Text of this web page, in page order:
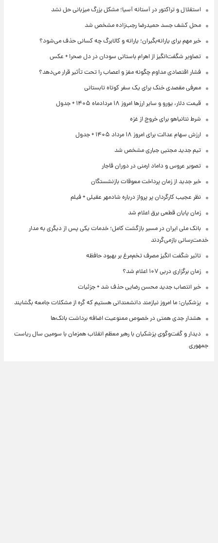
استقلال و تراکتور در آستانه آسیا؛ مشکل بزرگ میزبانی حل نشد
محل کشف جسد حمیدرضا رجب‌زاده مشخص شد
خبر مهم برای یارانه‌بگیران؛ یارانه و کالابرگ چه کسانی حذف می‌شود؟
تصاویر شگفت‌انگیز از اهرام باستانی سودان در دل صحرا + عکس
فشار اقتصادی مداوم چگونه مغز و اعصاب را تحت تأثیر قرار می‌دهد؟
معرفی مقصدی خنک برای یک سفر کوتاه تابستانی
قیمت دلار، یورو و سایر ارزها امروز ۱۸ مردادماه ۱۴۰۵ + جدول
شرط نتانیاهو برای خروج از غزه
ارزش سهام عدالت برای امروز ۱۸ مرداد ۱۴۰۵ + جدول
تیم جدید مجتبی جباری مشخص شد
تصویر عروس و داماد ارمنی در دوران قاجار
خبر جدید از زمان پرداخت معوقات بازنشستگان
نظر عجیب کارگردان پر پرواز درباره شادمهر عقیلی + فیلم
زمان پایان قطعی برق اعلام شد
بانک ملی ایران در مسیر بازگشت کامل؛ خدمات یکی پس از دیگری به مدار
خدمت‌رسانی بازمی‌گردند
تاثیر شگفت انگیز مصرف تخم‌مرغ بر بهبود حافظه
زمان برگزاری دربی ۱۰۷ اعلام شد؟
خبر انتصاب جدید محسن رضایی حذف شد + جزئیات
پزشکیان: ما امروز نیازمند دانشمندانی هستیم که گره از مشکلات جامعه بگشایند
هشدار جدی همتی در خصوص ممنوعیت اضافه ‌برداشت بانک‌ها
دیدار و گفت‌وگوی پزشکیان با رهبر معظم انقلاب همزمان با سومین سال ریاست
جمهوری